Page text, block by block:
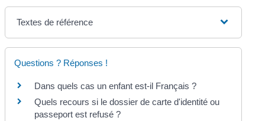
Textes de référence
Questions ? Réponses !
Dans quels cas un enfant est-il Français ?
Quels recours si le dossier de carte d'identité ou
passeport est refusé ?